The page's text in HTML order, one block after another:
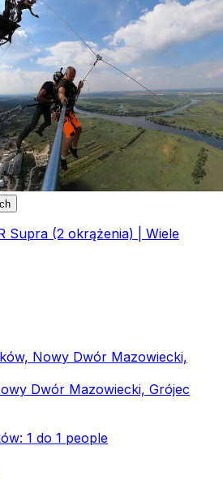
Supra (2 okrążenia) | Wiele
Nowy Dwór Mazowiecki,
Dwór Mazowiecki, Grójec
1 do 1 people